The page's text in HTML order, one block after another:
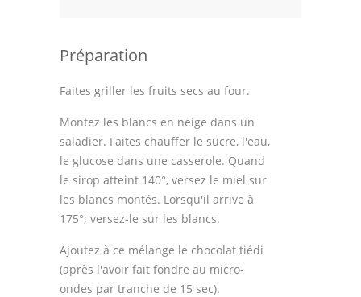
Préparation
Faites griller les fruits secs au four.
Montez les blancs en neige dans un
saladier. Faites chauffer le sucre, l'eau,
le glucose dans une casserole. Quand
le sirop atteint 140°, versez le miel sur
les blancs montés. Lorsqu'il arrive à
175°; versez-le sur les blancs.
Ajoutez à ce mélange le chocolat tiédi
(après l'avoir fait fondre au micro-
ondes par tranche de 15 sec).